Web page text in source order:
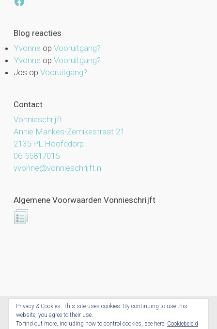
Blog reacties
Yvonne op Vooruitgang?
Yvonne op Vooruitgang?
Jos op Vooruitgang?
Contact
Vonnieschrijft
Annie Mankes-Zernikestraat 21
2135 PL Hoofddorp
06-55817016
yvonne@vonnieschrijft.nl
Algemene Voorwaarden Vonnieschrijft
Vonnieschrijft.nl © 2026. All Rights Reserved.
Privacy & Cookies: This site uses cookies. By continuing to use this
website, you agree to their use.
To find out more, including how to control cookies, see here: Cookiebeleid